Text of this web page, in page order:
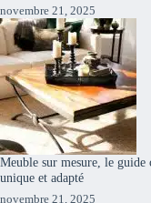
novembre 21, 2025
Meuble sur mesure, le
unique et adapté
novembre 21, 2025